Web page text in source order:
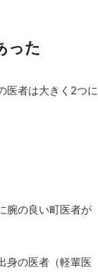
った
医者は大きく2つに
腕の良い町医者が
身の医者（軽輩医